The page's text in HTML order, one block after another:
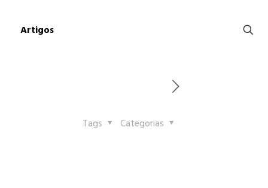
Artigos
Categorias
Tags